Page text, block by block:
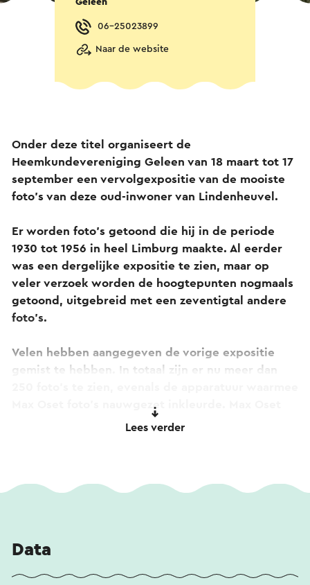
Geleen
06-25023899
Naar de website
Onder deze titel organiseert de
Heemkundevereniging Geleen van 18 maart tot 17
september een vervolgexpositie van de mooiste
foto’s van deze oud-inwoner van Lindenheuvel.
Er worden foto’s getoond die hij in de periode
1930 tot 1956 in heel Limburg maakte. Al eerder
was een dergelijke expositie te zien, maar op
veler verzoek worden de hoogtepunten nogmaals
getoond, uitgebreid met een zeventigtal andere
foto’s.
Velen hebben aangegeven de vorige expositie
gemist te hebben. In totaal zijn er nu meer dan
Max Oset foto’s nauwgezet inkleurde. Max Oset
kwam eind 1925 vanuit Duitsland naar Geleen om
Hij had fotograferen als hobby, drukte ze zelf af en
16.30 uur, dinsdag tussen 19.00 en 20.00 uur en
12.00 uur. Verder ook op afspraak.
Lees verder
Data